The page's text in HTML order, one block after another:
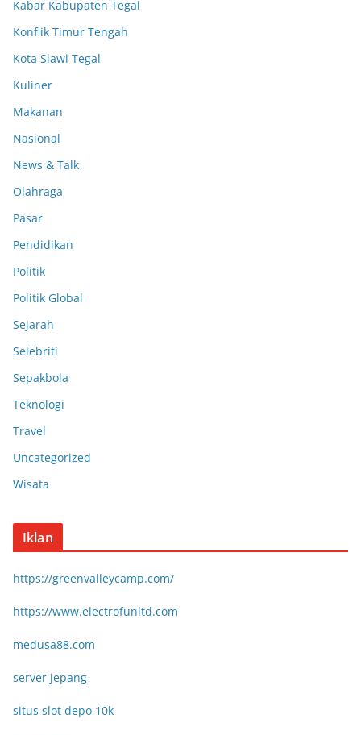
Kabar Kabupaten Tegal
Konflik Timur Tengah
Kota Slawi Tegal
Kuliner
Makanan
Nasional
News & Talk
Olahraga
Pasar
Pendidikan
Politik
Politik Global
Sejarah
Selebriti
Sepakbola
Teknologi
Travel
Uncategorized
Wisata
Iklan
https://greenvalleycamp.com/
https://www.electrofunltd.com
medusa88.com
server jepang
situs slot depo 10k